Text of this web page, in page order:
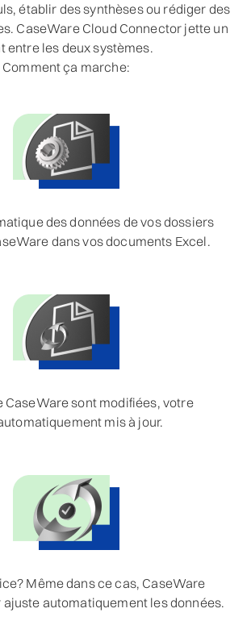
établir des synthèses ou rédiger des
CaseWare Cloud Connector jette un
entre les deux systèmes.
Comment ça marche:
des données de vos dossiers
dans vos documents Excel.
CaseWare sont modifiées, votre
mis à jour.
Même dans ce cas, CaseWare
automatiquement les données.